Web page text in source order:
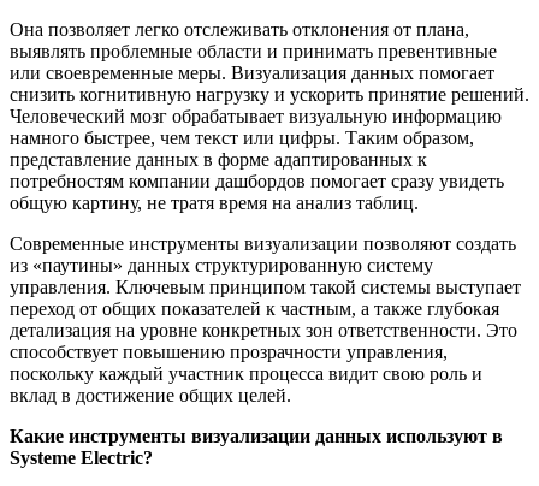
Она позволяет легко отслеживать отклонения от плана,
выявлять проблемные области и принимать превентивные
или своевременные меры. Визуализация данных помогает
снизить когнитивную нагрузку и ускорить принятие решений.
Человеческий мозг обрабатывает визуальную информацию
намного быстрее, чем текст или цифры. Таким образом,
представление данных в форме адаптированных к
потребностям компании дашбордов помогает сразу увидеть
общую картину, не тратя время на анализ таблиц.
Современные инструменты визуализации позволяют создать
из «паутины» данных структурированную систему
управления. Ключевым принципом такой системы выступает
переход от общих показателей к частным, а также глубокая
детализация на уровне конкретных зон ответственности. Это
способствует повышению прозрачности управления,
поскольку каждый участник процесса видит свою роль и
вклад в достижение общих целей.
Какие инструменты визуализации данных используют в
Systeme Electric?